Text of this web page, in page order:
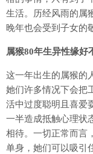
生活。历经风雨的属
晚年也会受到子女的
属猴80年生异性缘好
这一年出生的属猴的
她们许多情况下会把
活中过度聪明且喜爱
一半造成抵触心理状
相待。一切正常而言
单身，她们可以吸引